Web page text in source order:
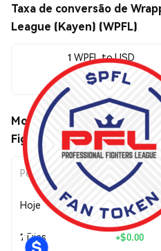
Taxa de conversão de
League (Kayen) (WPFL)
1 WPFL to USD
$0.300815
Movimentos de preço de
Fighters League (Kayen)
Período Variação
Hoje +
7 Dias +$0.00